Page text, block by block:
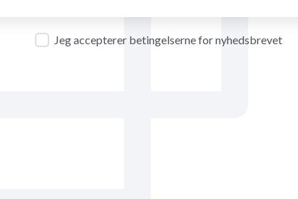
Jeg accepterer betingelserne for nyhedsbrevet